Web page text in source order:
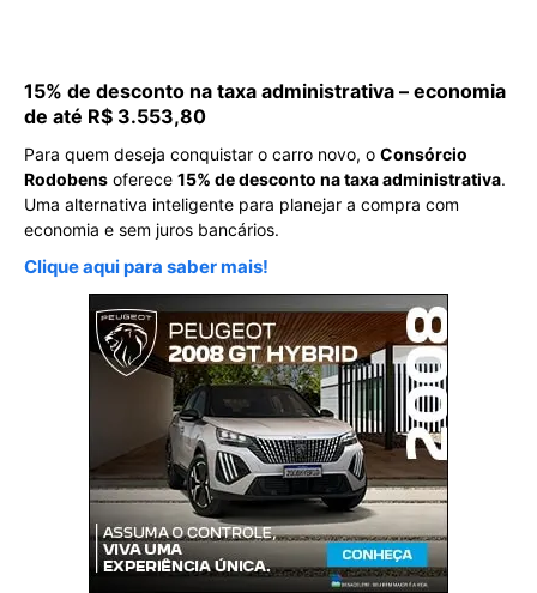
15% de desconto na taxa administrativa – economia
de até R$ 3.553,80
Para quem deseja conquistar o carro novo, o Consórcio
Rodobens oferece 15% de desconto na taxa administrativa.
Uma alternativa inteligente para planejar a compra com
economia e sem juros bancários.
Clique aqui para saber mais!